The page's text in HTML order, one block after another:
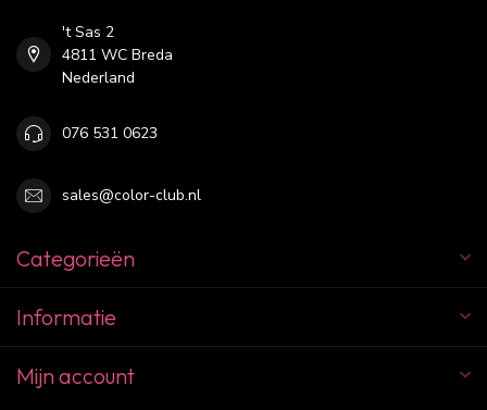
't Sas 2
4811 WC Breda
Nederland
076 531 0623
sales@color-club.nl
Categorieën
Informatie
Mijn account